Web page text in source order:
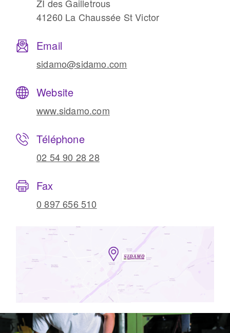
ZI des Gailletrous
41260 La Chaussée St Victor
Email
sidamo@sidamo.com
Website
www.sidamo.com
Téléphone
02 54 90 28 28
Fax
0 897 656 510